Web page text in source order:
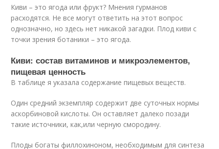
Киви – это ягода или фрукт? Мнения гурманов
расходятся. Не все могут ответить на этот вопрос
однозначно, но здесь нет никакой загадки. Плод киви с
точки зрения ботаники – это ягода.
Киви: состав витаминов и микроэлементов,
пищевая ценность
В таблице я указала содержание пищевых веществ.
Один средний экземпляр содержит две суточных нормы
аскорбиновой кислоты. Он оставляет далеко позади
такие источники, как,или черную смородину.
Плоды богаты филлохиноном, необходимым для синтеза